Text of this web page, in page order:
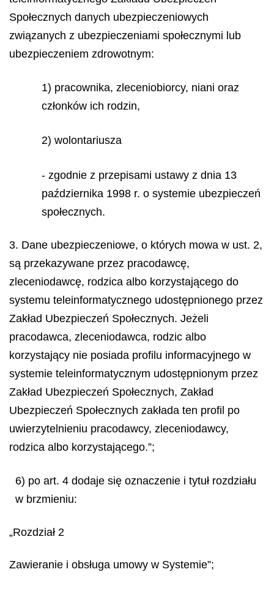
Społecznych danych ubezpieczeniowych
związanych z ubezpieczeniami społecznymi lub
ubezpieczeniem zdrowotnym:
1) pracownika, zleceniobiorcy, niani oraz
członków ich rodzin,
2) wolontariusza
- zgodnie z przepisami ustawy z dnia 13
października 1998 r. o systemie ubezpieczeń
społecznych.
3. Dane ubezpieczeniowe, o których mowa w ust. 2,
są przekazywane przez pracodawcę,
zleceniodawcę, rodzica albo korzystającego do
systemu teleinformatycznego udostępnionego przez
Zakład Ubezpieczeń Społecznych. Jeżeli
pracodawca, zleceniodawca, rodzic albo
korzystający nie posiada profilu informacyjnego w
systemie teleinformatycznym udostępnionym przez
Zakład Ubezpieczeń Społecznych, Zakład
Ubezpieczeń Społecznych zakłada ten profil po
uwierzytelnieniu pracodawcy, zleceniodawcy,
rodzica albo korzystającego.”;
6) po art. 4 dodaje się oznaczenie i tytuł rozdziału
w brzmieniu:
„Rozdział 2
Zawieranie i obsługa umowy w Systemie”;